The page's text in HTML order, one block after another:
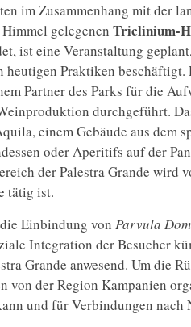
im Zusammenhang mit der
gelegenen Triclinium-
ist eine Veranstaltung
heutigen Praktiken
Partner des Parks für die
durchgeführt.
einem Gebäude aus dem
oder Aperitifs auf der
der Palestra Grande wird
tätig ist.
Einbindung von Parvula
Integration der Besucher
Grande anwesend. Um die
von der Region Kampanien
und für Verbindungen nach